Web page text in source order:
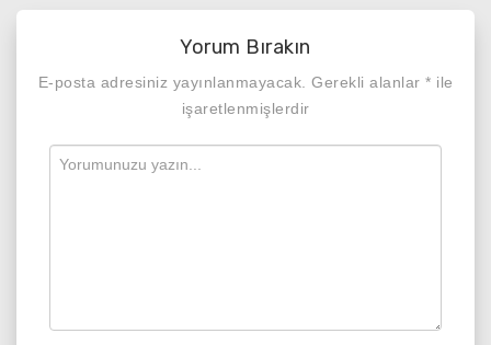
Yorum Bırakın
E-posta adresiniz yayınlanmayacak. Gerekli alanlar * ile
işaretlenmişlerdir